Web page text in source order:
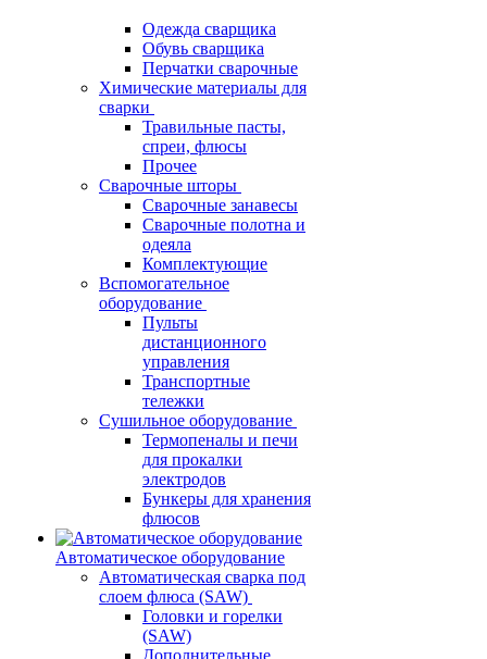
Одежда сварщика
Обувь сварщика
Перчатки сварочные
Химические материалы для
сварки
Травильные пасты,
спреи, флюсы
Прочее
Сварочные шторы
Сварочные занавесы
Сварочные полотна и
одеяла
Комплектующие
Вспомогательное
оборудование
Пульты
дистанционного
управления
Транспортные
тележки
Сушильное оборудование
Термопеналы и печи
для прокалки
электродов
Бункеры для хранения
флюсов
Автоматическое оборудование
Автоматическая сварка под
слоем флюса (SAW)
Головки и горелки
(SAW)
Дополнительные